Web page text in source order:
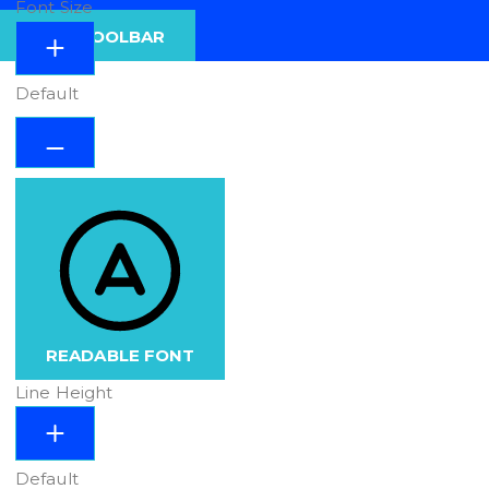
HIDE TOOLBAR
Font Size
Default
READABLE FONT
Line Height
Default